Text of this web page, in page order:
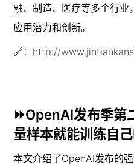
融、制造、医疗等多个行业
应用潜力和创新。
🔗：http://
⏩OpenAI发布季第
量样本就能训练自
本文介绍了OpenAI发布的